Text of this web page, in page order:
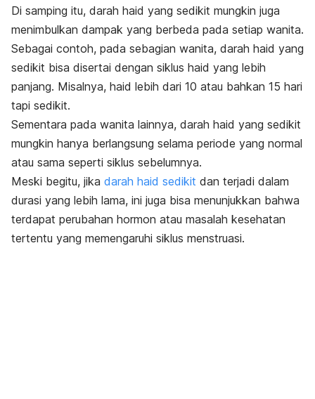
Di samping itu, darah haid yang sedikit mungkin juga
menimbulkan dampak yang berbeda pada setiap wanita.
Sebagai contoh, pada sebagian wanita, darah haid yang
sedikit bisa disertai dengan siklus haid yang lebih
panjang. Misalnya, haid lebih dari 10 atau bahkan 15 hari
tapi sedikit.
Sementara pada wanita lainnya, darah haid yang sedikit
mungkin hanya berlangsung selama periode yang normal
atau sama seperti siklus sebelumnya.
Meski begitu, jika darah haid sedikit dan terjadi dalam
durasi yang lebih lama, ini juga bisa menunjukkan bahwa
terdapat perubahan hormon atau masalah kesehatan
tertentu yang memengaruhi siklus menstruasi.